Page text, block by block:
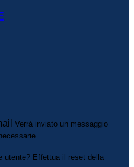
Verrà inviato un messaggio
utente? Effettua il reset della